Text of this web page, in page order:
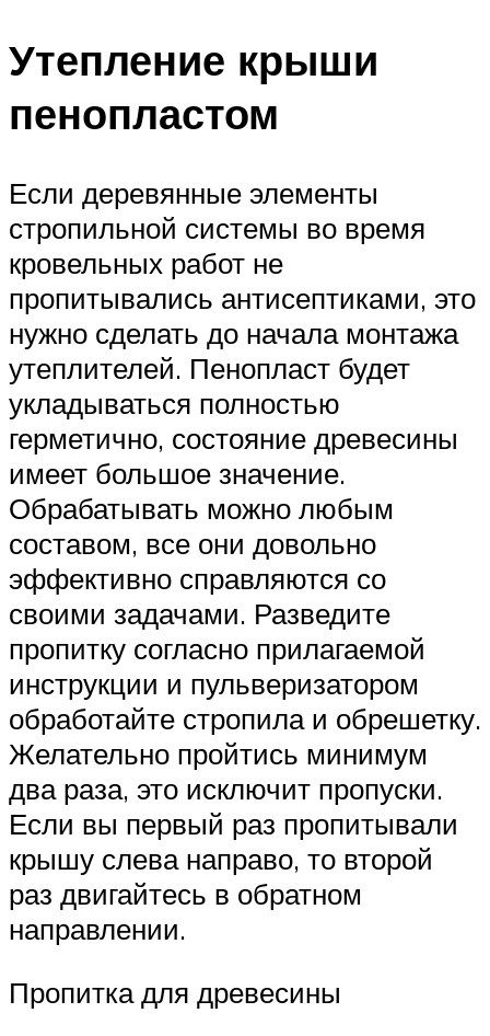
Утепление крыши
пенопластом
Если деревянные элементы
стропильной системы во время
кровельных работ не
пропитывались антисептиками, это
нужно сделать до начала монтажа
утеплителей. Пенопласт будет
укладываться полностью
герметично, состояние древесины
имеет большое значение.
Обрабатывать можно любым
составом, все они довольно
эффективно справляются со
своими задачами. Разведите
пропитку согласно прилагаемой
инструкции и пульверизатором
обработайте стропила и обрешетку.
Желательно пройтись минимум
два раза, это исключит пропуски.
Если вы первый раз пропитывали
крышу слева направо, то второй
раз двигайтесь в обратном
направлении.
Пропитка для древесины